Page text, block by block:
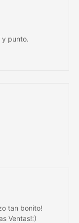
y punto.
tan bonito!
Ventas!:)